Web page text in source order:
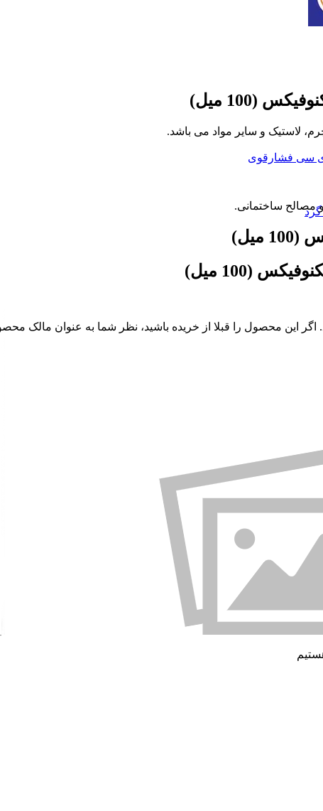
سی فشارقوی
(100 میل)
لاستیک و سایر مواد می باشد.
مصالح ساختمانی.
(100 میل)
این محصول را قبلا از خریده باشید، نظر شما به عنوان مالک